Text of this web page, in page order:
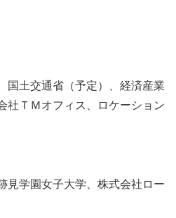
国土交通省（予定）、経済産業
社ＴＭオフィス、ロケーション
見学園女子大学、株式会社ロー